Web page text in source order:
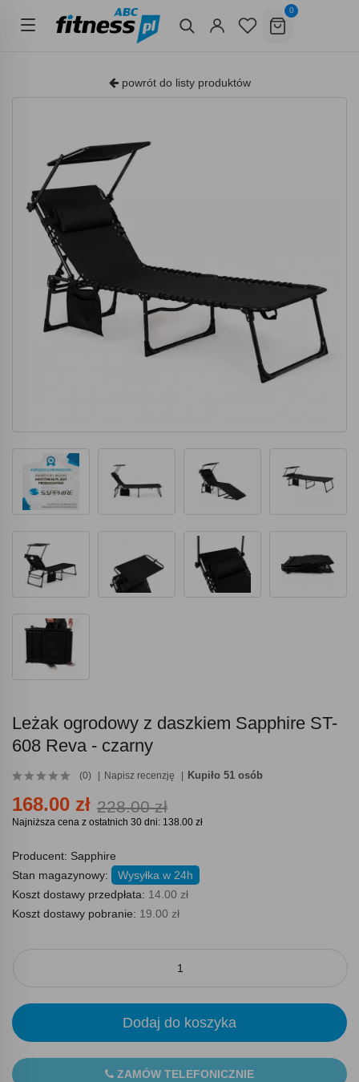
0
powrót do listy produktów
Leżak ogrodowy z daszkiem Sapphire ST-
608 Reva - czarny
(0) Napisz recenzję Kupiło 51 osób
168.00 zł 228.00 zł
Najniższa cena z ostatnich 30 dni: 138.00 zł
Producent: Sapphire
Stan magazynowy:
Wysyłka w 24h
Koszt dostawy przedpłata: 14.00 zł
Koszt dostawy pobranie: 19.00 zł
Dodaj do koszyka
ZAMÓW TELEFONICZNIE